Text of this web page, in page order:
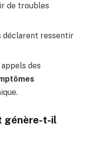
de troubles
déclarent ressentir
des
génère-t-il